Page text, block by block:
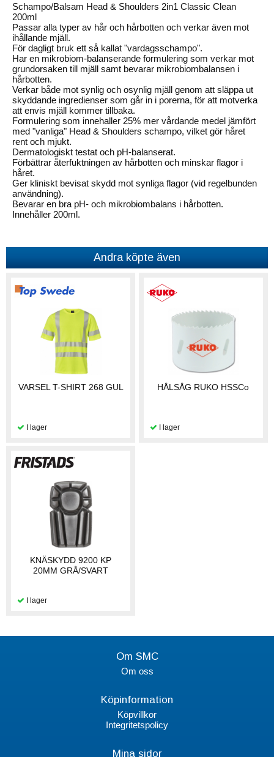
Schampo/Balsam Head & Shoulders 2in1 Classic Clean
200ml
Passar alla typer av hår och hårbotten och verkar även mot
ihållande mjäll.
För dagligt bruk ett så kallat "vardagsschampo".
Har en mikrobiom-balanserande formulering som verkar mot
grundorsaken till mjäll samt bevarar mikrobiombalansen i
hårbotten.
Verkar både mot synlig och osynlig mjäll genom att släppa ut
skyddande ingredienser som går in i porerna, för att motverka
att envis mjäll kommer tillbaka.
Formulering som innehaller 25% mer vårdande medel jämfört
med "vanliga" Head & Shoulders schampo, vilket gör håret
rent och mjukt.
Dermatologiskt testat och pH-balanserat.
Förbättrar återfuktningen av hårbotten och minskar flagor i
håret.
Ger kliniskt bevisat skydd mot synliga flagor (vid regelbunden
användning).
Bevarar en bra pH- och mikrobiombalans i hårbotten.
Innehåller 200ml.
Andra köpte även
VARSEL T-SHIRT 268 GUL HÅLSÅG RUKO HSSCo
KNÄSKYDD 9200 KP
20MM GRÅ/SVART
Om SMC
Om oss
Köpinformation
Köpvillkor
Integritetspolicy
Mina sidor